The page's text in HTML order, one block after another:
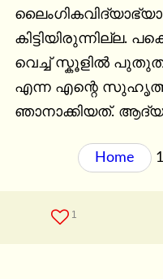
കിട്ടിയിരുന്നില്ല.
വെച്ച് സ്കൂളില്‍
എന്ന എന്റെ
ഞാനാക്കിയത്.
Home
1